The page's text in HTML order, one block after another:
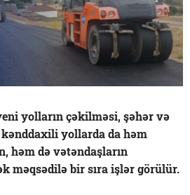
yolların çəkilməsi, şəhər və
yollarda da həm
həm də vətəndaşların
məqsədilə bir sıra işlər görülür.